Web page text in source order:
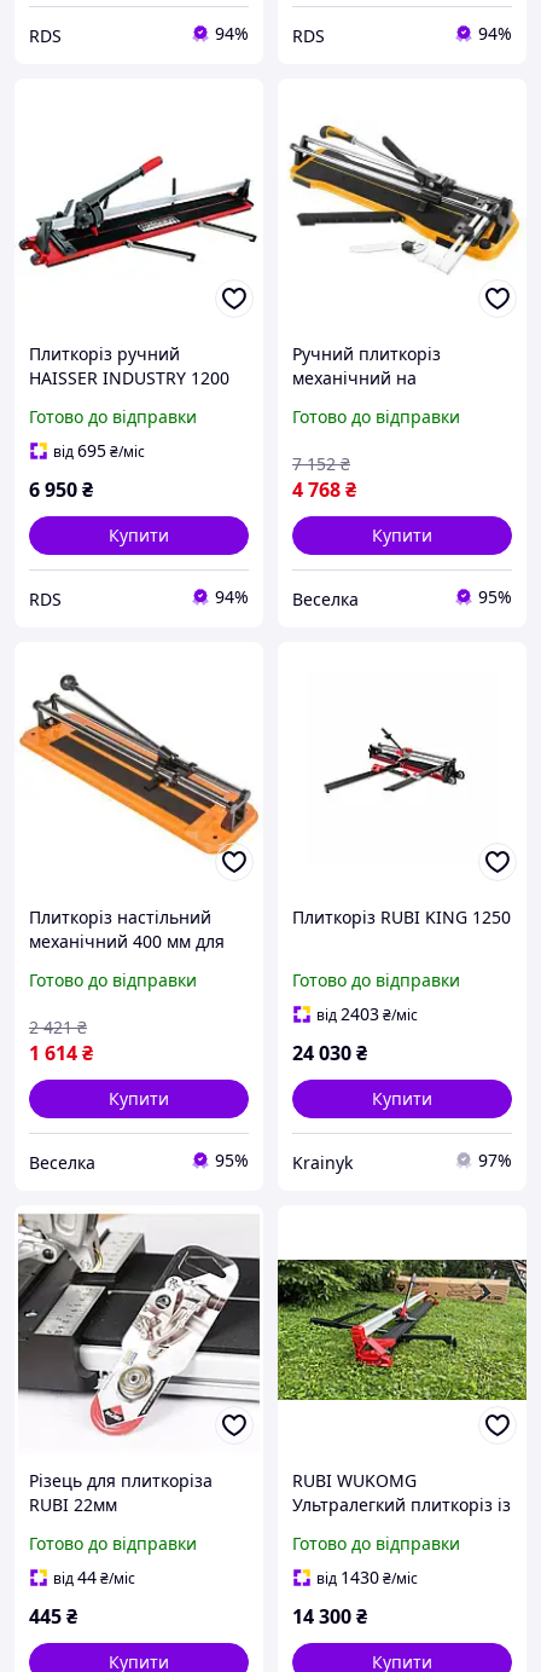
RDS 94% RDS 94%
Плиткоріз ручний
HAISSER INDUSTRY 1200
Готово до відправки
від695₴/міс
6 950₴
Купити
RDS 94%
Ручний плиткоріз
механічний на
до 12 мм довжина
Готово до відправки
4 768₴
7 152 ₴
Купити
Веселка 95%
Плиткоріз настільний
механічний 400 мм для
розріз компактний
Готово до відправки
1 614₴
2 421 ₴
Купити
Веселка 95%
Плиткоріз RUBI KING 1250
Готово до відправки
від2403₴/міс
24 030₴
Купити
Krainyk 97%
Різець для плиткоріза
RUBI 22мм
Готово до відправки
від44₴/міс
445₴
Купити
RUBI WUKOMG
Ультралегкий плиткоріз із
Готово до відправки
від 1430₴/міс
14 300₴
Купити